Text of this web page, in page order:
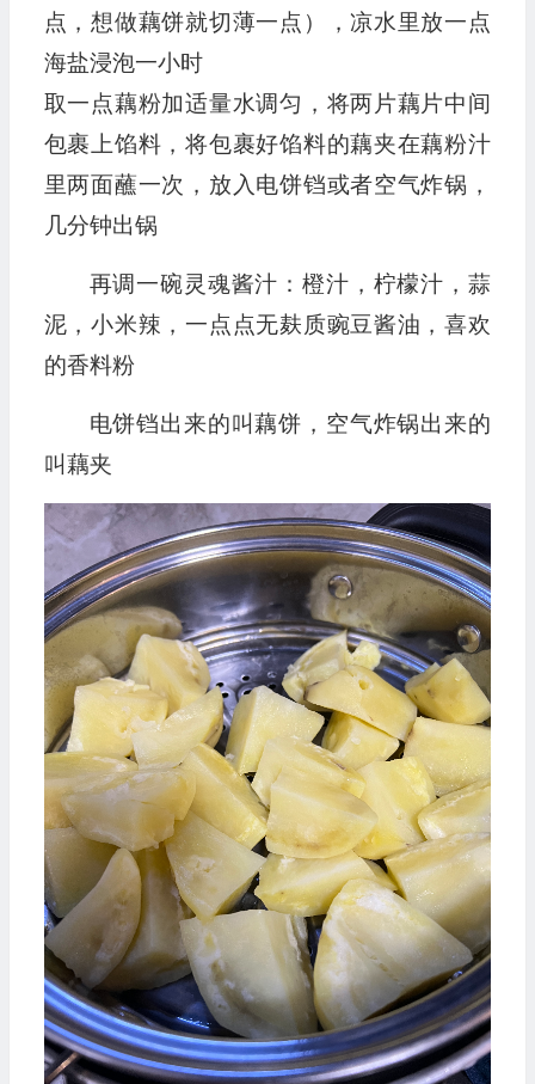
点，想做藕饼就切薄一点），凉水里放一点
海盐浸泡一小时
取一点藕粉加适量水调匀，将两片藕片中间
包裹上馅料，将包裹好馅料的藕夹在藕粉汁
里两面蘸一次，放入电饼铛或者空气炸锅，
几分钟出锅
再调一碗灵魂酱汁：橙汁，柠檬汁，蒜
泥，小米辣，一点点无麸质豌豆酱油，喜欢
的香料粉
电饼铛出来的叫藕饼，空气炸锅出来的
叫藕夹